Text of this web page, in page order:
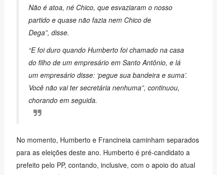
Não é atoa, né Chico, que esvaziaram o nosso
partido e quase não fazia nem Chico de
Dega”, disse.
“E foi duro quando Humberto foi chamado na casa
do filho de um empresário em Santo Antônio, e lá
um empresário disse: ‘pegue sua bandeira e suma’.
Você não vai ter secretária nenhuma”, continuou,
chorando em seguida.
No momento, Humberto e Francineia caminham separados
para as eleições deste ano. Humberto é pré-candidato a
prefeito pelo PP, contando, inclusive, com o apoio do atual